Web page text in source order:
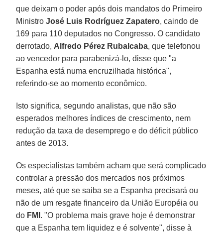
que deixam o poder após dois mandatos do Primeiro
MinistroJosé Luis Rodríguez Zapatero, caindo de
169 para 110 deputados no Congresso. O candidato
derrotado, Alfredo Pérez Rubalcaba, que telefonou
ao vencedor para parabenizá-lo, disse que "a
Espanha está numa encruzilhada histórica",
referindo-se ao momento econômico.
Isto significa, segundo analistas, que não são
esperados melhores índices de crescimento, nem
redução da taxa de desemprego e do déficit público
antes de 2013.
Os especialistas também acham que será complicado
controlar a pressão dos mercados nos próximos
meses, até que se saiba se a Espanha precisará ou
não de um resgate financeiro da União Européia ou
do FMI . "O problema mais grave hoje é demonstrar
que a Espanha tem liquidez e é solvente", disse à